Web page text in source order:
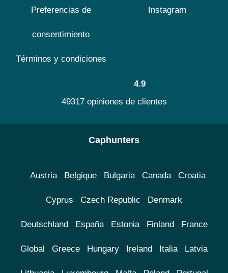
Preferencias de
consentimiento
Términos y condiciones
Instagram
4.9
49317 opiniones de clientes
Caphunters
Austria Belgique Bulgaria Canada Croatia
Cyprus Czech Republic Denmark
Deutschland España Estonia Finland France
Global Greece Hungary Ireland Italia Latvia